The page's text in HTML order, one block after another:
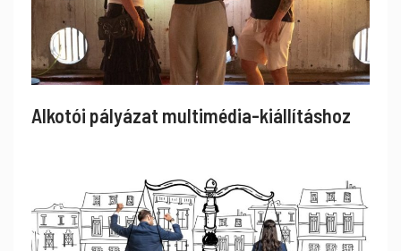
Alkotói pályázat multimédia-kiállításhoz